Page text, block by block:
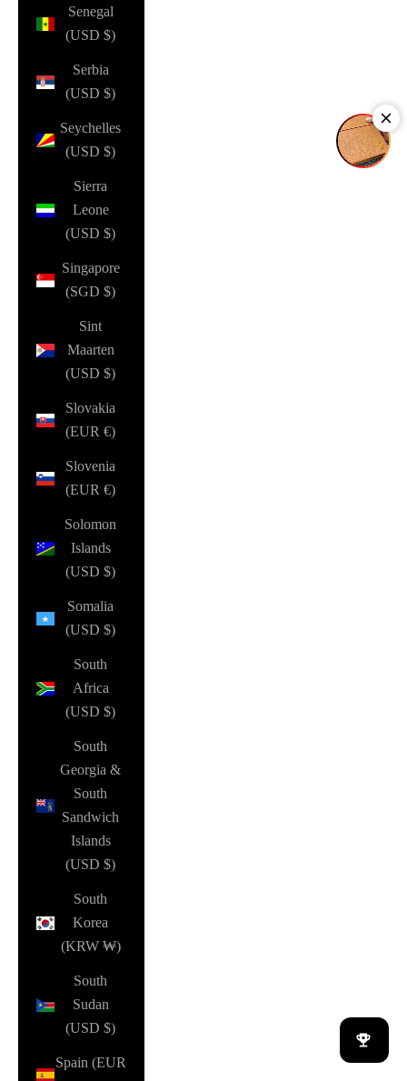
Senegal
(USD $)
Serbia
(USD $)
Seychelles
(USD $)
Sierra
Leone
(USD $)
Singapore
(SGD $)
Sint
Maarten
(USD $)
Slovakia
(EUR €)
Slovenia
(EUR €)
Solomon
Islands
(USD $)
Somalia
(USD $)
South
Africa
(USD $)
South
Georgia &
South
Sandwich
Islands
(USD $)
South
Korea
(KRW ₩)
South
Sudan
(USD $)
Spain (EUR